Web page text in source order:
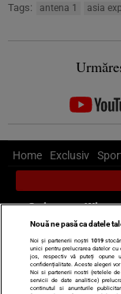
Tags: antena 1 asia
Home Exclusiv
Scrie-ne pe
Știri
Ultimele stiri
Diete
Nouă ne pasă ca datele
Noi și partenerii noștri 1019
unici pentru prelucrarea datelor
jos, respectiv vă puteți opune
confidențialitate. Aceste alegeri
Noi si partenerii nostri (retelele
servicii de date analitice)
continutul si anunturile